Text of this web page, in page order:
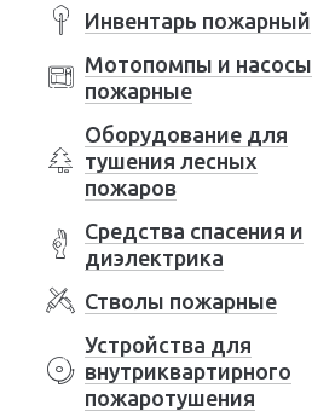
Инвентарь пожарный
Мотопомпы и насосы
пожарные
Оборудование для
тушения лесных
пожаров
Средства спасения и
диэлектрика
Стволы пожарные
Устройства для
внутриквартирного
пожаротушения